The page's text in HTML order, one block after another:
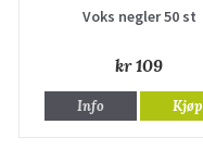
Voks negler 50 st
kr 109
Info Kjøp